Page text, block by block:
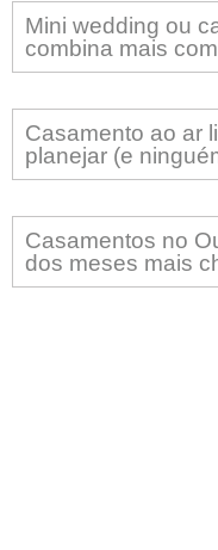
Mini wedding ou
combina mais
Casamento ao ar
planejar (e
Casamentos no
dos meses mais